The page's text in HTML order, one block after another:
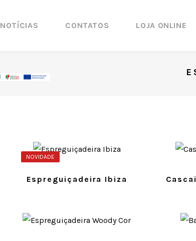
NOTÍCIAS CONTATOS LOJA ONLINE
NOVIDADE
Espreguiçadeira Ibiza